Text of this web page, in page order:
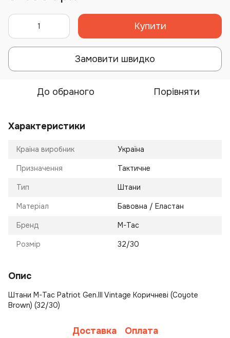
Купити
Замовити швидко
До обраного Порівняти
Характеристики
Країна виробник Україна
Призначення Тактичне
Тип Штани
Матеріал Бавовна / Еластан
Бренд M-Tac
Розмір 32/30
Опис
Штани M-Tac Patriot Gen.III Vintage Коричневі (Coyote
Brown) (32/30)
Доставка Оплата